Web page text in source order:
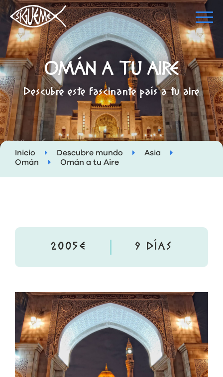
OMÁN A TU AIRE
Descubre este fascinante país a tu aire
Inicio Descubre mundo
Asia
Omán
Omán a tu Aire
2005€ 9 DÍAS